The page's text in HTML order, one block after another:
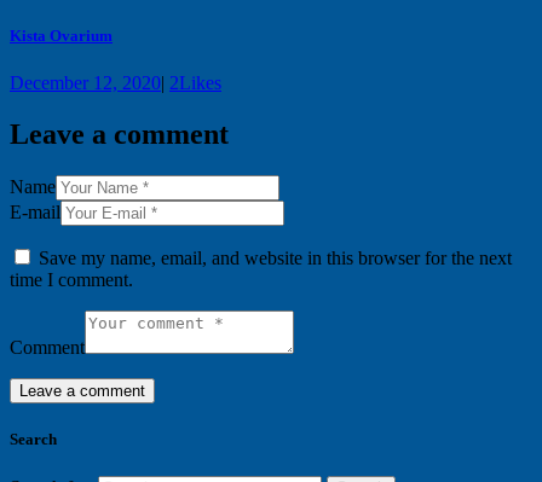
Kista Ovarium
December 12, 2020| 2Likes
Leave a comment
Name
E-mail
Save my name, email, and website in this browser for the next
time I comment.
Comment
Search